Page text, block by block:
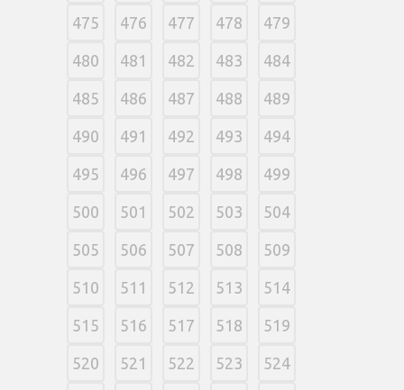
475 476 477 478 479
480 481 482 483 484
485 486 487 488 489
490 491 492 493 494
495 496 497 498 499
500 501 502 503 504
505 506 507 508 509
510 511 512 513 514
515 516 517 518 519
520 521 522 523 524